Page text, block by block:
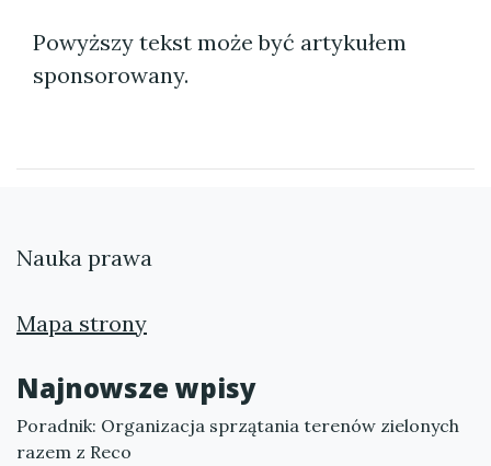
Powyższy tekst może być artykułem
sponsorowany.
Nauka prawa
Mapa strony
Najnowsze wpisy
Poradnik: Organizacja sprzątania terenów zielonych
razem z Reco